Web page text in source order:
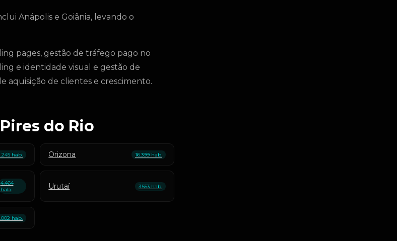
Anápolis e Goiânia, levando o
pages, gestão de tráfego pago no
e identidade visual e gestão de
aquisição de clientes e crescimento.
do Rio
hab. Orizona 16.399 hab.
4.464
hab.
Urutaí 3.553 hab.
hab.